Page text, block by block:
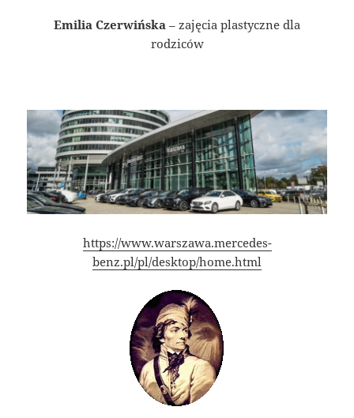
Emilia Czerwińska – zajęcia plastyczne dla
rodziców
https://www.warszawa.mercedes-
benz.pl/pl/desktop/home.html